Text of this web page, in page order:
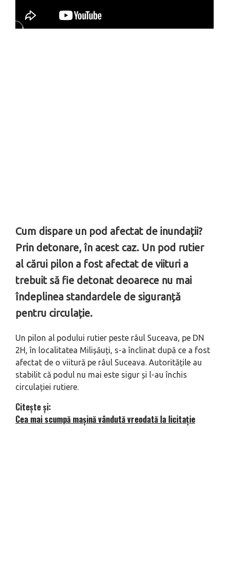
Cum dispare un pod afectat de inundații?
Prin detonare, în acest caz. Un pod rutier
al cărui pilon a fost afectat de viituri a
trebuit să fie detonat deoarece nu mai
îndeplinea standardele de siguranță
pentru circulație.
Un pilon al podului rutier peste râul Suceava, pe DN
2H, în localitatea Milișăuți, s-a înclinat după ce a fost
afectat de o viitură pe râul Suceava. Autoritățile au
stabilit că podul nu mai este sigur și l-au închis
circulației rutiere.
Citește și:
Cea mai scumpă mașină vândută vreodată la licitație